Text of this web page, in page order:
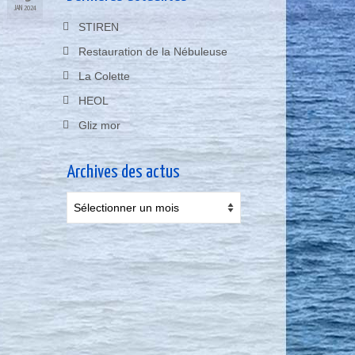
JAN 2024
STIREN
Restauration de la Nébuleuse
La Colette
HEOL
Gliz mor
Archives des actus
des
actus